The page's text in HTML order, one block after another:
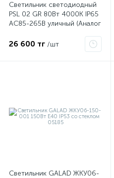
Светильник светодиодный
PSL 02 GR 80Вт 4000К IP65
AC85-265В уличный (Аналог
26 600 тг /шт
Светильник GALAD ЖКУ06-